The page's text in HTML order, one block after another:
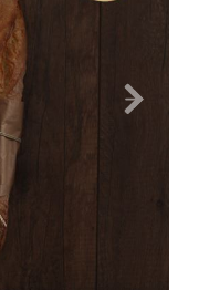
Vor